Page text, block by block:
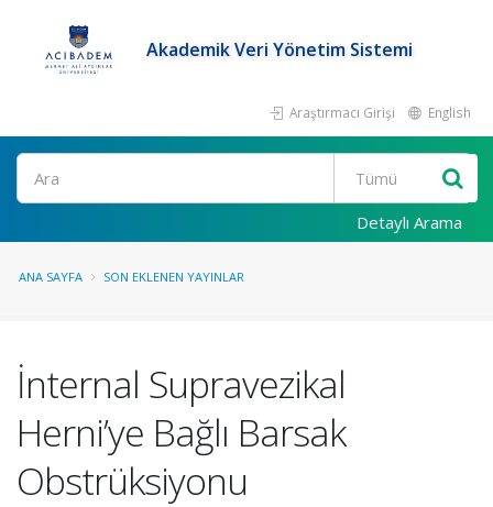
Akademik Veri Yönetim Sistemi
Araştırmacı Girişi English
Ara
Detaylı Arama
ANA SAYFA SON EKLENEN YAYINLAR
İnternal Supravezikal
Herni’ye Bağlı Barsak
Obstrüksiyonu